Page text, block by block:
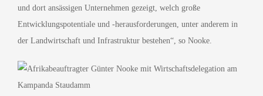
und dort ansässigen Unternehmen gezeigt, welch große
Entwicklungspotentiale und -herausforderungen, unter anderem in
der Landwirtschaft und Infrastruktur bestehen“, so Nooke.